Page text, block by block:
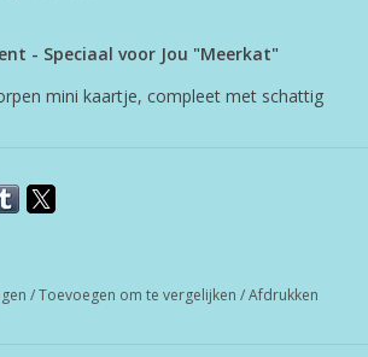
- Speciaal voor Jou "Meerkat"
mini kaartje, compleet met schattig
/Toevoegen om te vergelijken /Afdrukken